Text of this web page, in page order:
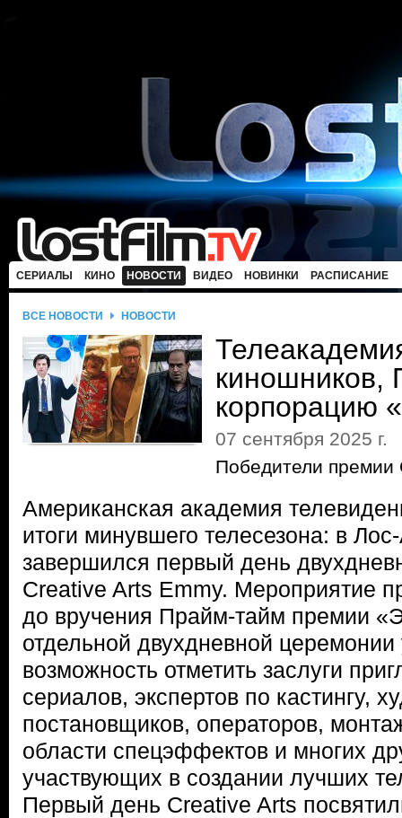
СЕРИАЛЫ КИНО НОВОСТИ ВИДЕО НОВИНКИ РАСПИСАНИЕ
ВСЕ НОВОСТИ НОВОСТИ
киношников,
корпорацию
07 сентября 2025 г.
Победители премии
Американская академия
итоги минувшего телесезона: в
завершился первый день
Creative Arts Emmy. Мероприятие
до вручения Прайм-тайм премии
отдельной двухдневной
возможность отметить заслуги
сериалов, экспертов по кастингу,
постановщиков, операторов,
области спецэффектов и многих
участвующих в создании лучших
Первый день Creative Arts